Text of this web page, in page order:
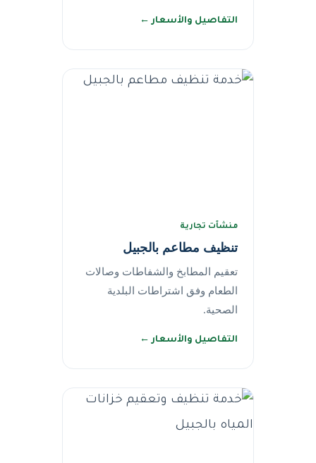
التفاصيل والأسعار ←
منشآت تجارية
تنظيف مطاعم بالجبيل
تعقيم المطابخ والشفاطات وصالات
الطعام وفق اشتراطات البلدية
الصحية.
التفاصيل والأسعار ←